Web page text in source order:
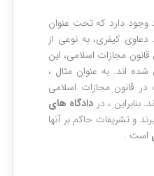
وجود دارد که تحت عنوان
کیفری، به نوعی از
مجازات اسلامی، این
شده اند. به عنوان مثال ،
قانون مجازات اسلامی
، در دادگاه های
و تشریفات حاکم بر آنها
است .